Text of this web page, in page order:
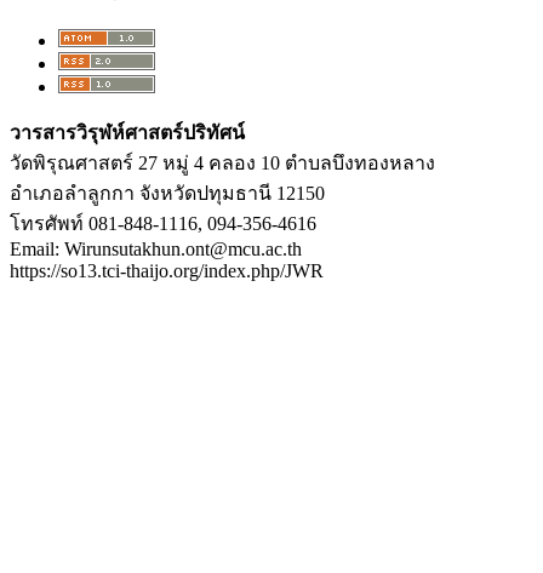
วารสารวิรุฬห์ศาสตร์ปริทัศน์
วัดพิรุณศาสตร์ 27 หมู่ 4 คลอง 10 ตำบลบึงทองหลาง
อำเภอลำลูกกา จังหวัดปทุมธานี 12150
โทรศัพท์ 081-848-1116, 094-356-4616
Email: Wirunsutakhun.ont@mcu.ac.th
https://so13.tci-thaijo.org/index.php/JWR